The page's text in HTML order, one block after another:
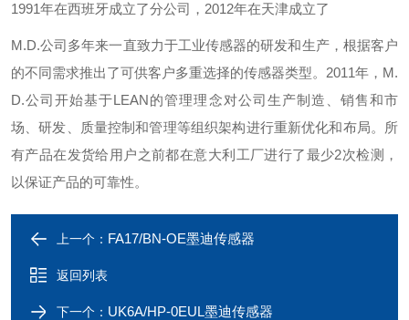
1991年在西班牙成立了分公司，2012年在天津成立了
M.D.公司多年来一直致力于工业传感器的研发和生产，根据客户
的不同需求推出了可供客户多重选择的传感器类型。2011年，M.
D.公司开始基于LEAN的管理理念对公司生产制造、销售和市
场、研发、质量控制和管理等组织架构进行重新优化和布局。所
有产品在发货给用户之前都在意大利工厂进行了最少2次检测，
以保证产品的可靠性。
上一个： FA17/BN-OE墨迪传感器
返回列表
下一个： UK6A/HP-0EUL墨迪传感器